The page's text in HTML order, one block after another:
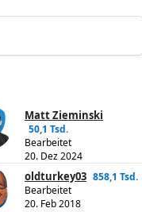
Matt Zieminski
50,1 Tsd.
Bearbeitet
20. Dez 2024
oldturkey03 858,1 Tsd.
Bearbeitet
20. Feb 2018